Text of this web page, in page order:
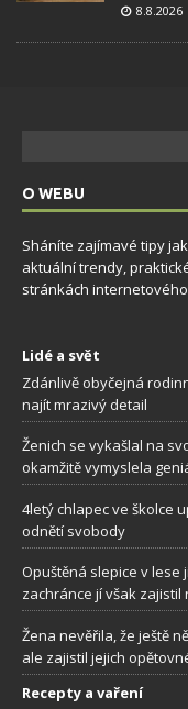
8.8.2026
O WEBU
Sháníte zajímavé tipy
aktuální trendy,
stránkách
Lidé a svět
Zdánlivě obyčejná
najít mrazivý detail
Ženich se vykašlal na
okamžitě vymyslela
4letý chlapec ve školce
odnětí svobody
Opuštěná slepice v lese
zachránce jí však zajistil
Žena nevěřila, že ještě
ale zajistil jejich
Recepty a vaření